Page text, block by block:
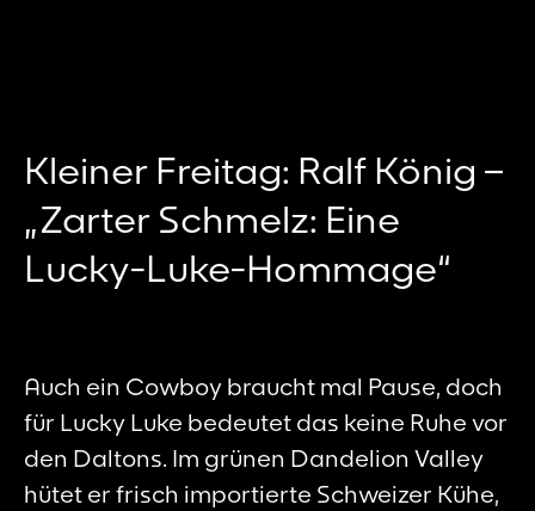
Kleiner Freitag: Ralf König –
„Zarter Schmelz: Eine
Lucky-Luke-Hommage“
Auch ein Cowboy braucht mal Pause, doch
für Lucky Luke bedeutet das keine Ruhe vor
den Daltons. Im grünen Dandelion Valley
hütet er frisch importierte Schweizer Kühe,